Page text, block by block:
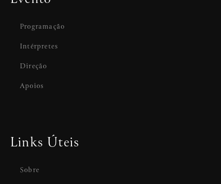
Programação
Intérpretes
Direção
Apoios
Links Úteis
Sobre